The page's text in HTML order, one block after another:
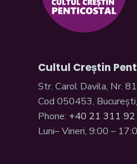
Cultul Creștin
Str. Carol Davila, Nr.
Cod 050453,
Phone: +40 21 311
Luni– Vineri, 9:00 –